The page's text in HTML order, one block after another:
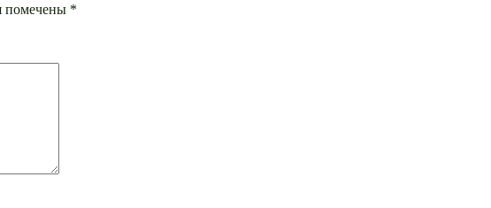
помечены *